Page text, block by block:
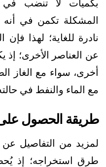
بكميات لا تنضب في
المشكلة تكمن في أنه
نادرة للغاية؛ لهذا
عن العناصر الأخرى؛ إذ
أخرى، سواء مع الغاز
مع الماء والنفط في
طريقة الحصول على
لمزيد من التفاصيل عن
طرق استخراجه؛ إذ